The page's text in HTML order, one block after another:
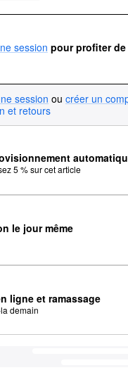
session pour profiter de
session ou créer un
et retours
5 % sur cet article
le jour même
ligne et ramassage
demain